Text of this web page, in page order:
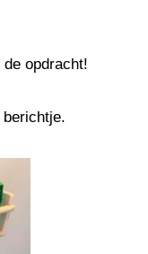
opdracht!